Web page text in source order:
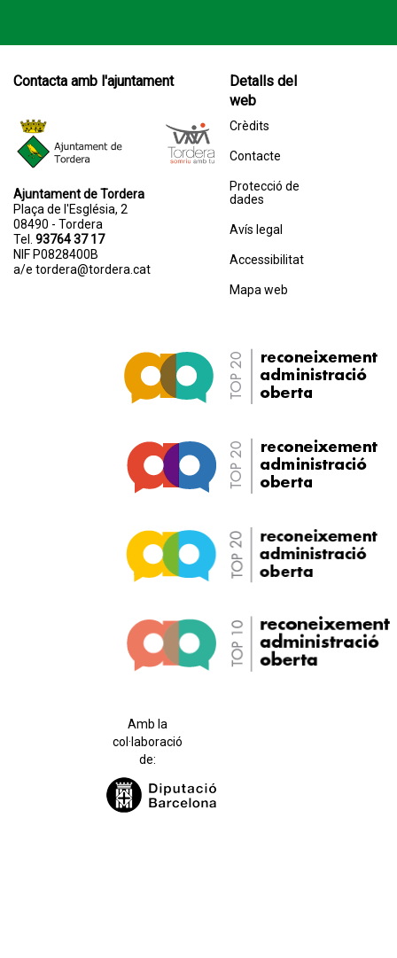
Contacta amb l'ajuntament
Ajuntament de Tordera
Plaça de l'Església, 2
08490 - Tordera
Tel. 93764 37 17
NIF P0828400B
a/e tordera@tordera.cat
Detalls del
web
Crèdits
Contacte
Protecció de
dades
Avís legal
Accessibilitat
Mapa web
Amb la
col·laboració
de: